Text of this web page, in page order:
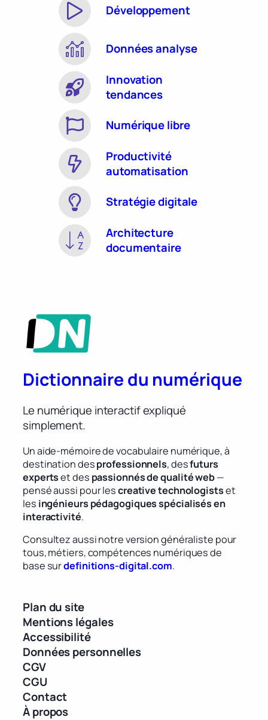
Développement
Données analyse
Innovation
tendances
Numérique libre
Productivité
automatisation
Stratégie digitale
Architecture
documentaire
Dictionnaire du numérique
Le numérique interactif expliqué
simplement.
Un aide-mémoire de vocabulaire numérique, à
destination desprofessionnels, desfuturs
expertset des passionnés de qualité web—
pensé aussi pour lescreative technologistset
les ingénieurs pédagogiques spécialisés en
interactivité.
Consultez aussi notre version généraliste pour
tous, métiers, compétences numériques de
base surdefinitions-digital.com.
Plan du site
Mentions légales
Accessibilité
Données personnelles
CGV
CGU
Contact
À propos